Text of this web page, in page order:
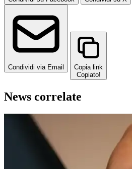
Condividi via Email
Copia link
Copiato!
News correlate